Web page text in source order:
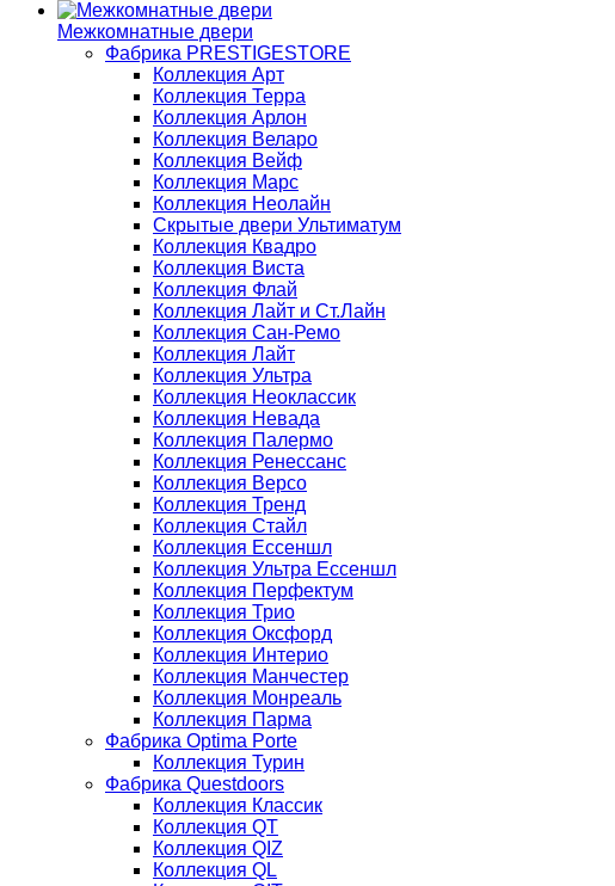
Межкомнатные двери
Фабрика PRESTIGESTORE
Коллекция Арт
Коллекция Терра
Коллекция Арлон
Коллекция Веларо
Коллекция Вейф
Коллекция Марс
Коллекция Неолайн
Скрытые двери Ультиматум
Коллекция Квадро
Коллекция Виста
Коллекция Флай
Коллекция Лайт и Ст.Лайн
Коллекция Сан-Ремо
Коллекция Лайт
Коллекция Ультра
Коллекция Неоклассик
Коллекция Невада
Коллекция Палермо
Коллекция Ренессанс
Коллекция Версо
Коллекция Тренд
Коллекция Стайл
Коллекция Ессеншл
Коллекция Ультра Ессеншл
Коллекция Перфектум
Коллекция Трио
Коллекция Оксфорд
Коллекция Интерио
Коллекция Манчестер
Коллекция Монреаль
Коллекция Парма
Фабрика Optima Porte
Коллекция Турин
Фабрика Questdoors
Коллекция Классик
Коллекция QT
Коллекция QIZ
Коллекция QL